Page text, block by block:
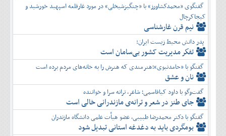
گفتگوی «محمدکشاورز» با «چنگیزشیخلی» در مورد غارقلعه اسپهبد خورشید و
کیجاکرچال
نیم قرن غارشناسی
پدر دانش محیط زیست ایران:
تفكر مديريت کشور بی‌سامان است
گفتگو با «حامدنبوی»؛هنرمندی که هنرش را به خانه‌های مردم برده است
نان و عشق
گفت‌وگو با داود کیاقاسمی؛ شاعر، ترانه سرا و خواننده
جای طنز در شعر و ترانه‌ی مازندرانی خالی است
گفتگو با دکتر محمدرضا طبیبی، عضو هیأت علمی دانشگاه مازندران
بومگردی باید به دغدغه استانی تبدیل شود